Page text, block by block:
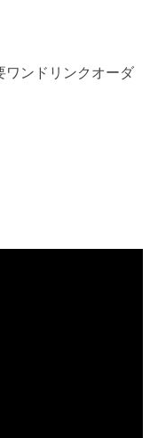
ワンドリンクオーダ